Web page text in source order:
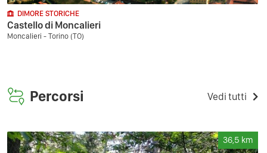
DIMORE STORICHE
Castello di Moncalieri
Moncalieri - Torino (TO)
Percorsi Vedi tutti
36,5 km